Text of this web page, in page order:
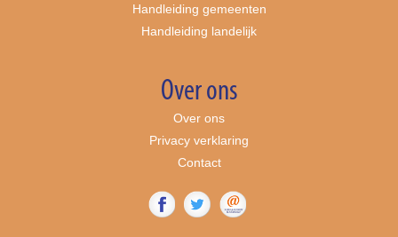
Handleiding gemeenten
Handleiding landelijk
Over ons
Over ons
Privacy verklaring
Contact